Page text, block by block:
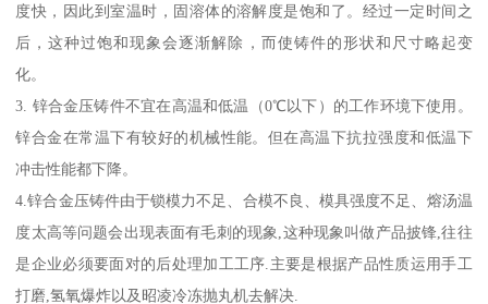
度快，因此到室温时，固溶体的溶解度是饱和了。经过一定时间之
后，这种过饱和现象会逐渐解除，而使铸件的形状和尺寸略起变
化。
3. 锌合金压铸件不宜在高温和低温（0℃以下）的工作环境下使用。
锌合金在常温下有较好的机械性能。但在高温下抗拉强度和低温下
冲击性能都下降。
4.锌合金压铸件由于锁模力不足、合模不良、模具强度不足、熔汤温
度太高等问题会出现表面有毛刺的现象,这种现象叫做产品披锋,往往
是企业必须要面对的后处理加工工序.主要是根据产品性质运用手工
打磨,氢氧爆炸以及昭凌冷冻抛丸机去解决.